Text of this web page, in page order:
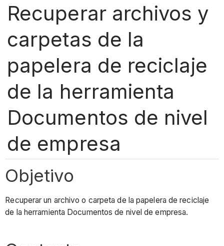
Recuperar archivos y
carpetas de la
papelera de reciclaje
de la herramienta
Documentos de nivel
de empresa
Objetivo
Recuperar un archivo o carpeta de la papelera de reciclaje
de la herramienta Documentos de nivel de empresa.